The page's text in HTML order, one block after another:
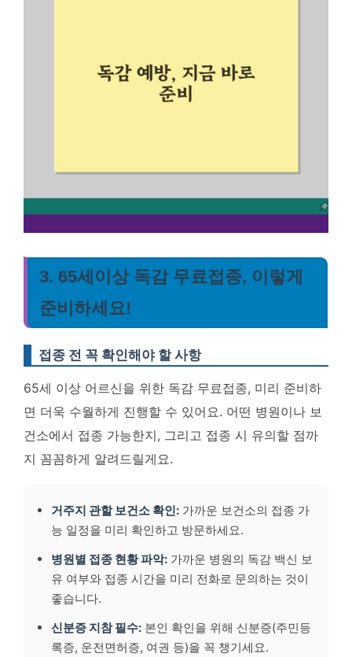
3. 65세이상 독감 무료접종, 이렇게
준비하세요!
접종 전 꼭 확인해야 할 사항
65세 이상 어르신을 위한 독감 무료접종, 미리 준비하
면 더욱 수월하게 진행할 수 있어요. 어떤 병원이나 보
건소에서 접종 가능한지, 그리고 접종 시 유의할 점까
지 꼼꼼하게 알려드릴게요.
거주지 관할 보건소 확인: 가까운 보건소의 접종 가
능 일정을 미리 확인하고 방문하세요.
병원별 접종 현황 파악: 가까운 병원의 독감 백신 보
유 여부와 접종 시간을 미리 전화로 문의하는 것이
좋습니다.
신분증 지참 필수: 본인 확인을 위해 신분증(주민등
록증, 운전면허증, 여권 등)을 꼭 챙기세요.